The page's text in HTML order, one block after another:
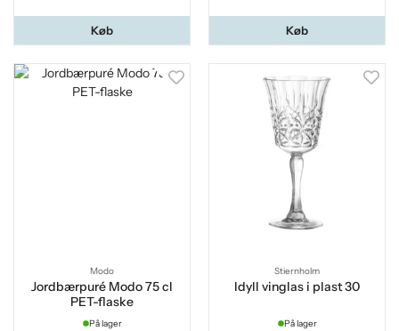
Køb Køb
Modo
Jordbærpuré Modo 75 cl
PET-flaske
På lager
Stiernholm
Idyll vinglas i plast 30
På lager